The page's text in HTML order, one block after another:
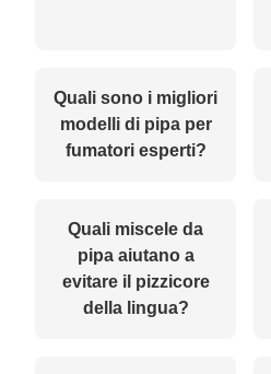
Quali sono i migliori
modelli di pipa per
fumatori esperti?
Quali miscele da
pipa aiutano a
evitare il pizzicore
della lingua?